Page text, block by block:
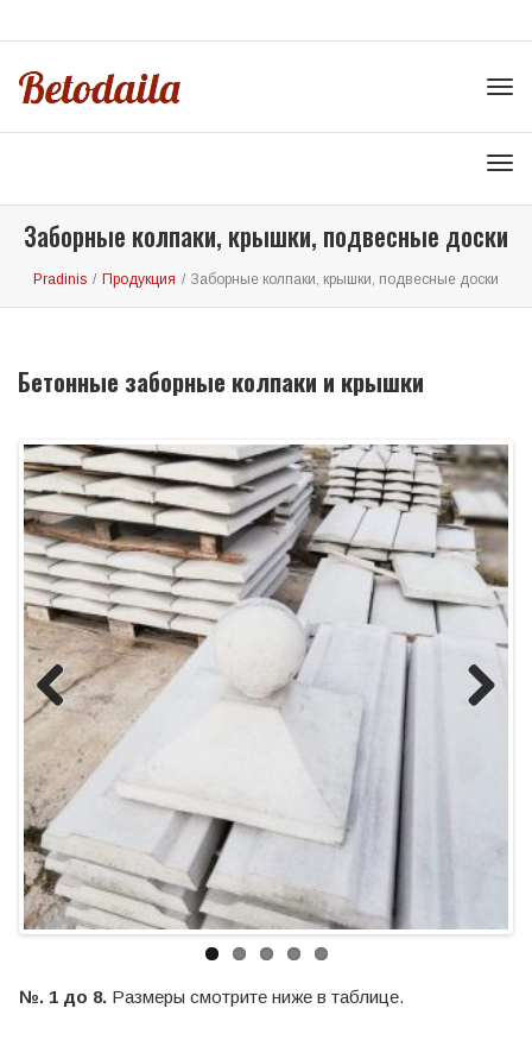
Заборные колпаки, крышки, подвесные доски
Pradinis / Продукция / Заборные колпаки, крышки, подвесные доски
Бетонные заборные колпаки и крышки
Previous
№. 1 до 8. Размеры смотрите ниже в таблице.